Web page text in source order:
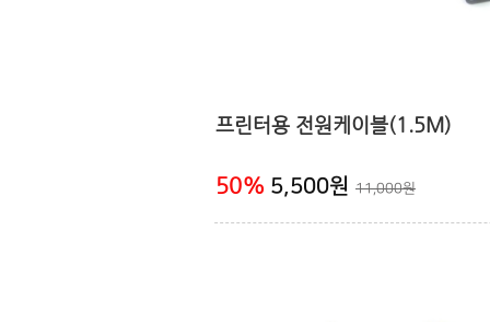
프린터용 전원케이블(1.5M)
50% 5,500원 11,000원